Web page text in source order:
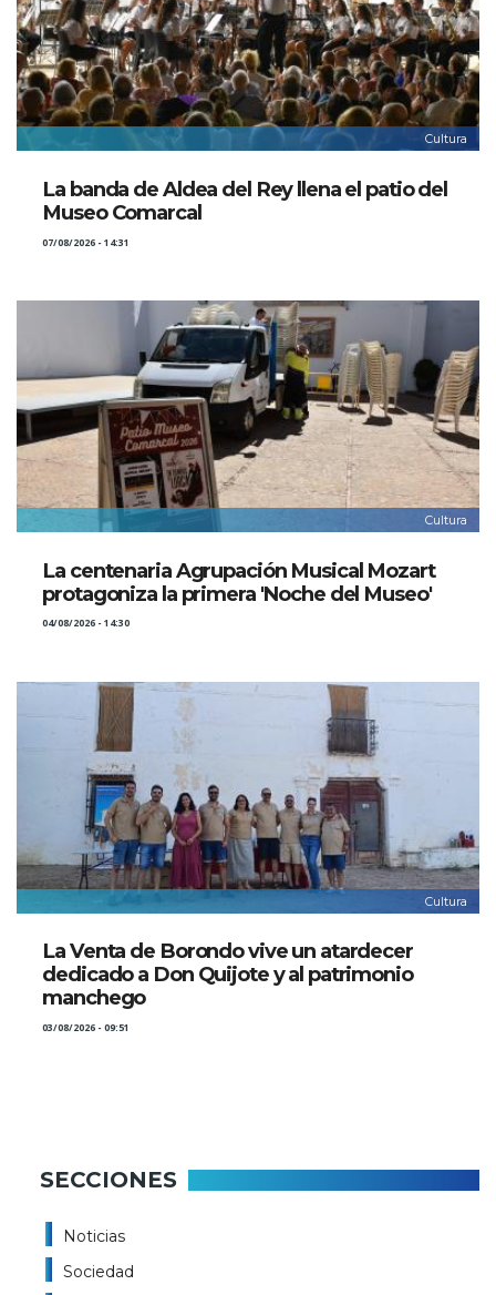
Cultura
La banda de Aldea del Rey llena el patio del
Museo Comarcal
07/08/2026 - 14:31
Cultura
La centenaria Agrupación Musical Mozart
protagoniza la primera 'Noche del Museo'
04/08/2026 - 14:30
Cultura
La Venta de Borondo vive un atardecer
dedicado a Don Quijote y al patrimonio
manchego
03/08/2026 - 09:51
SECCIONES
Noticias
Sociedad